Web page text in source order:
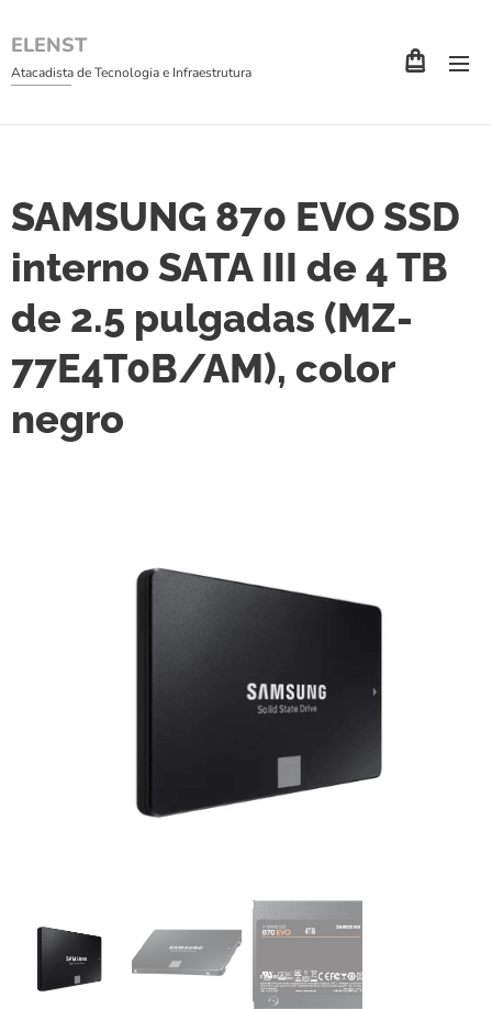
ELENST
Atacadista de Tecnologia e Infraestrutura
SAMSUNG 870 EVO SSD
interno SATA III de 4 TB
de 2.5 pulgadas (MZ-
77E4T0B/AM), color
negro